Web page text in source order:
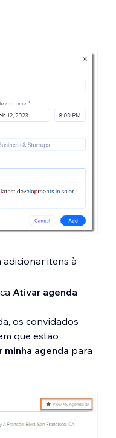
itens à
Ativar agenda
os convidados
que estão
minha agenda para